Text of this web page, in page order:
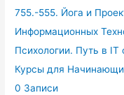
755.-555. Йога и
Информационных
Психологии. Путь в
Курсы для
0 Записи